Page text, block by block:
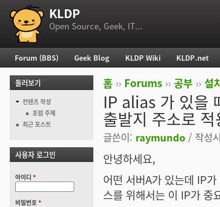
부 메뉴 KLDP
Open Source, Geek, IT...
현재 위치
홈 ›› Forums ›› 공부 ›› 설
IP alias 가 있을
출발지 주소로
글쓴이: raymundo / 작성
안녕하세요,
어떤 서버A가 있는데 IP
스를 위해서는 이 IP가 중
주 메뉴
Forum (BBS) Geek Blog KLDP Wiki KLDP.net
둘러보기
컨텐츠 작성
포럼 주제
최근 포스트
사용자 로그인
아이디 *
비밀번호*